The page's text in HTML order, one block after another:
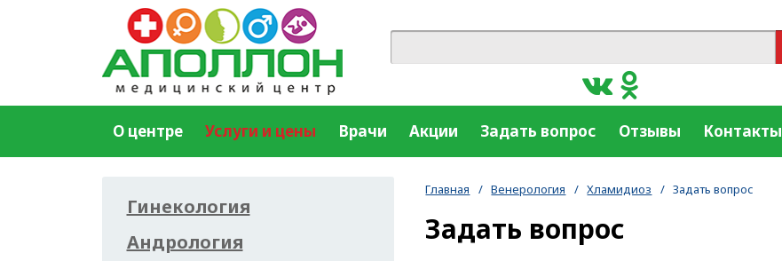
О центре Услуги и цены Врачи Акции Задать вопрос Отзывы Контакты
Главная / Венерология / Хламидиоз / Задать вопрос
Задать вопрос
Гинекология
Андрология